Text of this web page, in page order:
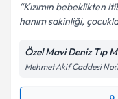
Kızımın bebeklikten
hanım sakinliği,
Özel Mavi Deniz Tıp
Mehmet Akif Caddesi